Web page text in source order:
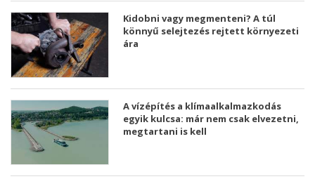
Kidobni vagy megmenteni? A túl
könnyű selejtezés rejtett környezeti
ára
A vízépítés a klímaalkalmazkodás
egyik kulcsa: már nem csak elvezetni,
megtartani is kell